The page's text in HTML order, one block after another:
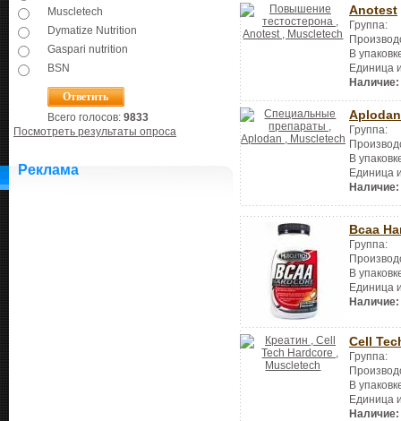
Muscletech
Dymatize Nutrition
Gaspari nutrition
BSN
Всего голосов: 9833
Посмотреть результаты опроса
Реклама
Anotest
Группа:
В
Единица
Наличие:
Aplodan
Группа:
В
Единица
Наличие:
Bcaa
Группа:
В
Единица
Наличие:
Cell
Группа:
В
Единица
Наличие: